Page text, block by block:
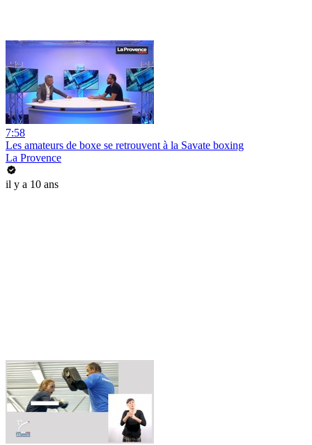
7:58
Les amateurs de boxe se retrouvent à la Savate boxing
La Provence
il y a 10 ans